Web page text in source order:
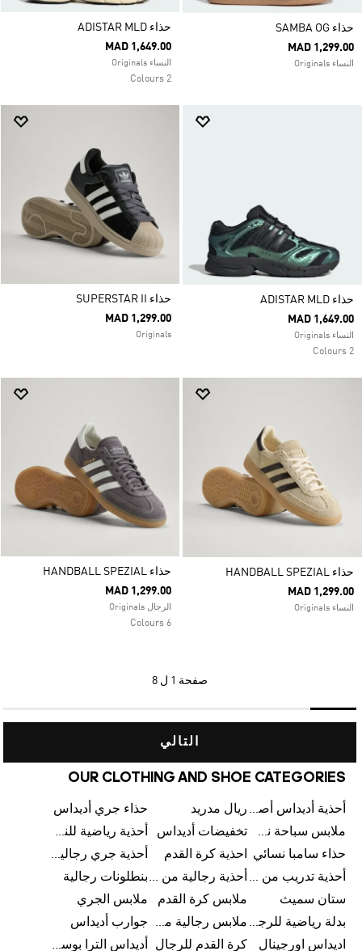
حذاء SAMBA OG
MAD 1,299.00
النساء Originals
حذاء ADISTAR MLD
MAD 1,649.00
النساء Originals
2 Colours
حذاء ADISTAR MLD
MAD 1,649.00
النساء Originals
2 Colours
حذاء SUPERSTAR II
MAD 1,299.00
Originals
حذاء HANDBALL SPEZIAL
MAD 1,299.00
النساء Originals
حذاء HANDBALL SPEZIAL
MAD 1,299.00
الرجال Originals
6 Colours
صفحة 1 ل 8
التالي
OUR CLOTHING AND SHOE CATEGORIES
أحذية أديداس أصلية ريال مدريد
حذاء جري أديداس
ملابس سباحة نسائية من أديداس
تخفيضات أديداس
أحذية رياضية للنساء
حذاء سامبا نسائي
احذية كرة القدم
أحذية جري رجالية من أديداس
أحذية تدريب من أديداس
أحذية رجالية من أديداس بتخفيضاتبنطلونات رجالية
ستان سميث
ملابس كرة القدم
ملابس الجري
بدلة رياضية للرجال
ملابس رجالية من أديداس بتخفيضات
جوارب أديداس
اديداس اورجينال
كرة القدم للرجال
أديداس الترا بوست رجالي